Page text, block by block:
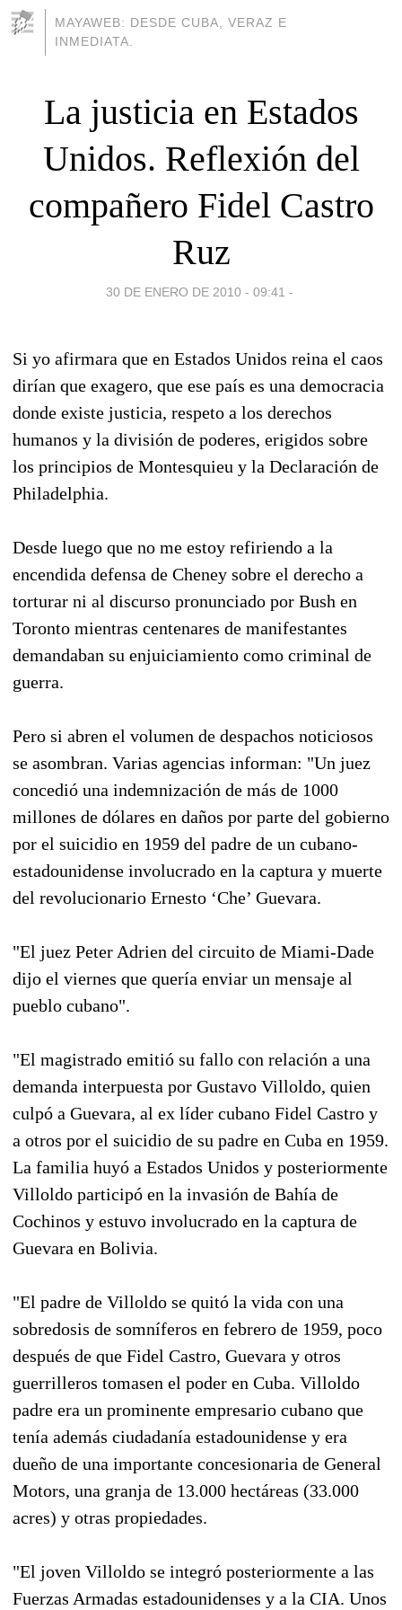
MAYAWEB: DESDE CUBA, VERAZ E
INMEDIATA.
La justicia en Estados
Unidos. Reflexión del
compañero Fidel Castro
Ruz
30 DE ENERO DE 2010 - 09:41 -
Si yo afirmara que en Estados Unidos reina el caos
dirían que exagero, que ese país es una democracia
donde existe justicia, respeto a los derechos
humanos y la división de poderes, erigidos sobre
los principios de Montesquieu y la Declaración de
Philadelphia.
Desde luego que no me estoy refiriendo a la
encendida defensa de Cheney sobre el derecho a
torturar ni al discurso pronunciado por Bush en
Toronto mientras centenares de manifestantes
demandaban su enjuiciamiento como criminal de
guerra.
Pero si abren el volumen de despachos noticiosos
se asombran. Varias agencias informan: "Un juez
concedió una indemnización de más de 1000
millones de dólares en daños por parte del gobierno
por el suicidio en 1959 del padre de un cubano-
estadounidense involucrado en la captura y muerte
del revolucionario Ernesto ‘Che’ Guevara.
"El juez Peter Adrien del circuito de Miami-Dade
dijo el viernes que quería enviar un mensaje al
pueblo cubano".
"El magistrado emitió su fallo con relación a una
demanda interpuesta por Gustavo Villoldo, quien
culpó a Guevara, al ex líder cubano Fidel Castro y
a otros por el suicidio de su padre en Cuba en 1959.
La familia huyó a Estados Unidos y posteriormente
Villoldo participó en la invasión de Bahía de
Cochinos y estuvo involucrado en la captura de
Guevara en Bolivia.
"El padre de Villoldo se quitó la vida con una
sobredosis de somníferos en febrero de 1959, poco
después de que Fidel Castro, Guevara y otros
guerrilleros tomasen el poder en Cuba. Villoldo
padre era un prominente empresario cubano que
tenía además ciudadanía estadounidense y era
dueño de una importante concesionaria de General
Motors, una granja de 13.000 hectáreas (33.000
acres) y otras propiedades.
"El joven Villoldo se integró posteriormente a las
Fuerzas Armadas estadounidenses y a la CIA. Unos